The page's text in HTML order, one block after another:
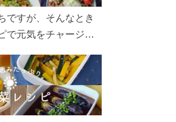
ですが、そんなとき
で元気をチャージ！
吹き飛ばしましょ